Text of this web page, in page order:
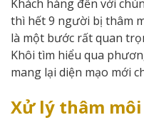
Khách hàng đến với
thì hết 9 người bị thâm
là một bước rất quan
Khôi tìm hiểu qua
mang lại diện mạo mới
Xử lý thâm